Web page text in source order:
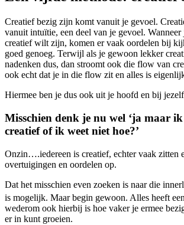
Creatief bezig zijn komt vanuit je gevoel.
vanuit intuïtie, een deel van je gevoel.
creatief wilt zijn, komen er vaak oordelen bij
goed genoeg. Terwijl als je gewoon lekker
nadenken dus, dan stroomt ook die flow van
ook echt dat je in die flow zit en alles is
Hiermee ben je dus ook uit je hoofd en bij
Misschien denk je nu wel ‘ja maar
creatief of ik weet niet hoe?’
Onzin….iedereen is creatief, echter vaak zitten
overtuigingen en oordelen op.
Dat het misschien even zoeken is naar die
is mogelijk. Maar begin gewoon. Alles heeft
wederom ook hierbij is hoe vaker je ermee
er in kunt groeien.